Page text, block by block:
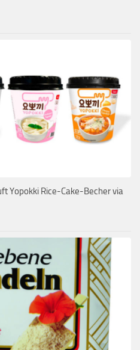
Yopokki Rice-Cake-Becher via